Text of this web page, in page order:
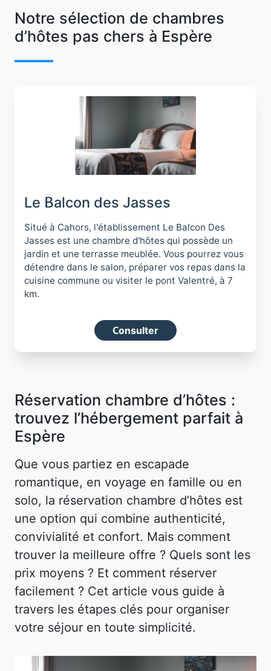
Notre sélection de chambres
d’hôtes pas chers à Espère
Le Balcon des Jasses
Situé à Cahors, l'établissement Le Balcon Des
Jasses est une chambre d'hôtes qui possède un
jardin et une terrasse meublée. Vous pourrez vous
détendre dans le salon, préparer vos repas dans la
cuisine commune ou visiter le pont Valentré, à 7
km.
Consulter
Réservation chambre d’hôtes :
trouvez l’hébergement parfait à
Espère
Que vous partiez en escapade
romantique, en voyage en famille ou en
solo, la réservation chambre d’hôtes est
une option qui combine authenticité,
convivialité et confort. Mais comment
trouver la meilleure offre ? Quels sont les
prix moyens ? Et comment réserver
facilement ? Cet article vous guide à
travers les étapes clés pour organiser
votre séjour en toute simplicité.